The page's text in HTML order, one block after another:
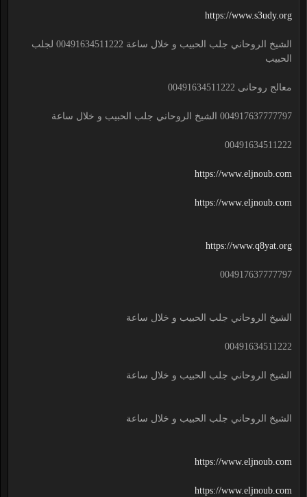
https://www.s3udy.org
الشيخ الروحاني جلب الحبيب و خلال ساعة 00491634511222 لجلب
الحبيب
معالج روحانى 00491634511222
004917637777797 الشيخ الروحاني جلب الحبيب و خلال ساعة
00491634511222
https://www.eljnoub.com
https://www.eljnoub.com
https://www.q8yat.org
004917637777797
الشيخ الروحاني جلب الحبيب و خلال ساعة
00491634511222
الشيخ الروحاني جلب الحبيب و خلال ساعة
الشيخ الروحاني جلب الحبيب و خلال ساعة
https://www.eljnoub.com
https://www.eljnoub.com